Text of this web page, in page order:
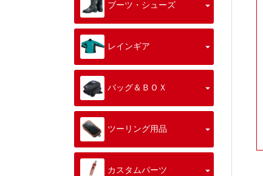
ブーツ・シューズ
レインギア
バッグ＆ＢＯＸ
ツーリング用品
カスタムパーツ